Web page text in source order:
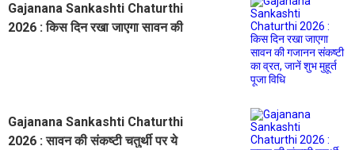
Gajanana Sankashti Chaturthi
2026 : किस दिन रखा जाएगा सावन की
Gajanana Sankashti Chaturthi
2026 : सावन की संकष्टी चतुर्थी पर ये